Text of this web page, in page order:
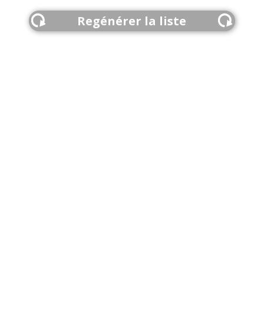
Regénérer la liste